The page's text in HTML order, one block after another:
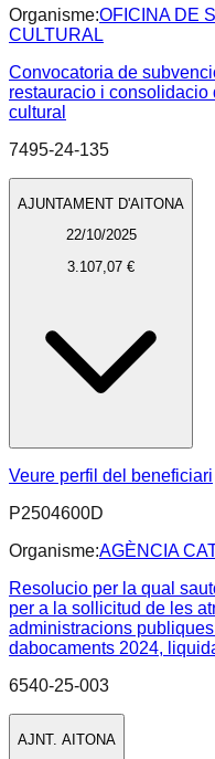
Organisme:OFICINA DE
CULTURAL
Convocatoria de
restauracio i
cultural
7495-24-135
AJUNTAMENT D'AITONA
22/10/2025
3.107,07 €
Veure perfil del beneficiari
P2504600D
Organisme:AGÈNCIA
Resolucio per la qual
per a la sollicitud de les
administracions
dabocaments 2024,
6540-25-003
AJNT. AITONA